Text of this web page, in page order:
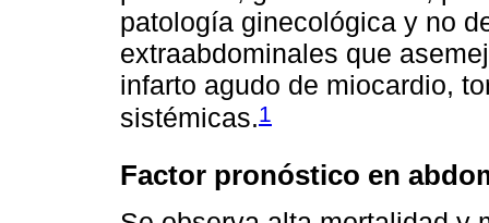
patología ginecológica y no
extraabdominales que
infarto agudo de miocardio,
sistémicas.1
Factor pronóstico en